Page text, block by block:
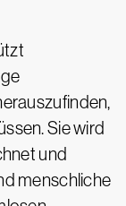
Sie wird
und
menschliche